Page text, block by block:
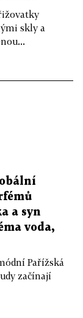
skly a
a syn
voda,
Pařížská
začínají